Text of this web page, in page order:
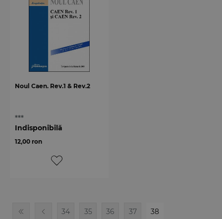
Noul Caen. Rev.1 & Rev.2
***
Indisponibilă
12,00 ron
34 35 36 37 38